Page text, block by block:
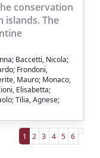
conservation
islands. The
Baccetti, Nicola;
Frondoni,
Mauro; Monaco,
Elisabetta;
Tilia, Agnese;
1 2 3 4 5 6